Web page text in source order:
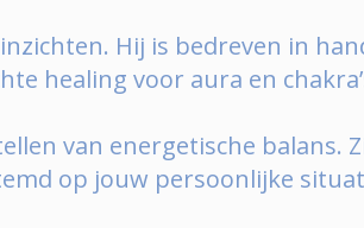
Hij is bedreven in
healing voor aura en
van energetische balans.
op jouw persoonlijke